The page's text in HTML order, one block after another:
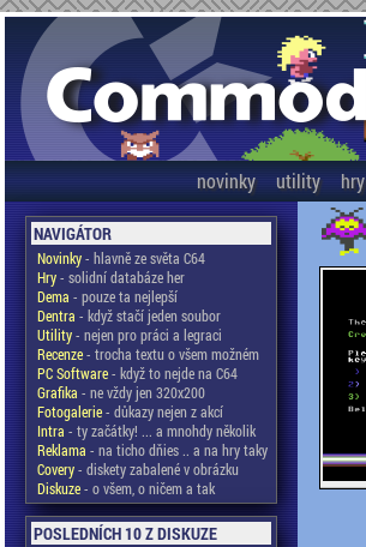
novinky utility hry
NAVIGÁTOR
Novinky- hlavně ze světa C64
Hry- solidní databáze her
Dema - pouze ta nejlepší
Dentra - když stačí jeden soubor
Utility- nejen pro práci a legraci
Recenze- trocha textu o všem možném
PC Software- když to nejde na C64
Grafika - ne vždy jen 320x200
Fotogalerie- důkazy nejen z akcí
Intra - ty začátky! ... a mnohdy několik
Reklama - na ticho dňies .. a na hry taky
Covery- diskety zabalené v obrázku
Diskuze- o všem, o ničem a tak
POSLEDNÍCH 10 Z DISKUZE